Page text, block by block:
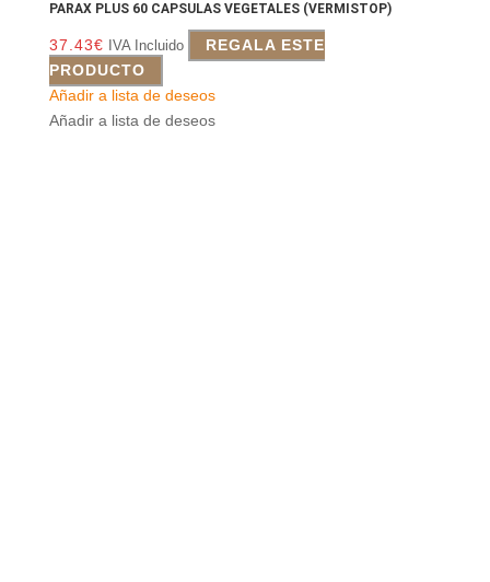
PARAX PLUS 60 CAPSULAS VEGETALES (VERMISTOP)
37.43€ IVA Incluido
REGALA ESTE
PRODUCTO
Añadir a lista de deseos
Añadir a lista de deseos